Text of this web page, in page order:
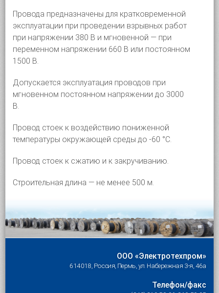
Провода предназначены для кратковременной
эксплуатации при проведении взрывных работ
при напряжении 380 В и мгновенной — при
переменном напряжении 660 В или постоянном
1500 В.
Допускается эксплуатация проводов при
мгновенном постоянном напряжении до 3000
В.
Провод стоек к воздействию пониженной
температуры окружающей среды до -60 °С.
Провод стоек к сжатию и к закручиванию.
Строительная длина — не менее 500 м.
ООО «Электротехпром»
614018, Россия, Пермь, ул. Набережная 3-я, 46а
Телефон/факс